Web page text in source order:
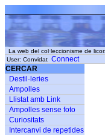
La web del col·leccionisme de
User: Convidat Connect
CERCAR
Destil·leries
Ampolles
Llistat amb Link
Ampolles sense foto
Curiositats
Intercanvi de repetides